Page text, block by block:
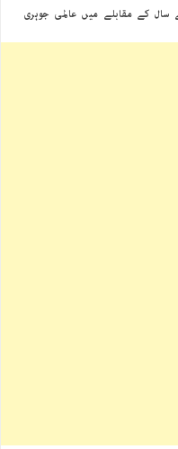
پچھلے سال کے مقابلے میں عالمی جوہری